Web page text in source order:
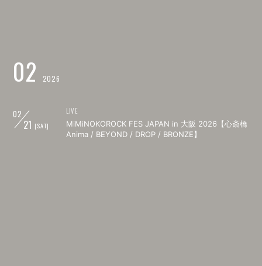
02 2026
02
21 [SAT]
LIVE
MiMiNOKOROCK FES JAPAN in 大阪 2026【心斎橋
Anima / BEYOND / DROP / BRONZE】